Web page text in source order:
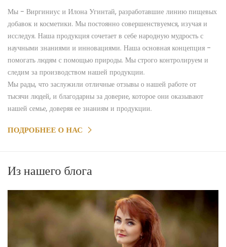
Мы - Виргиниус и Илона Угинтай, разработавшие линию пищевых
добавок и косметики. Мы постоянно совершенствуемся, изучая и
исследуя. Наша продукция сочетает в себе народную мудрость с
научными знаниями и инновациями. Наша основная концепция -
помогать людям с помощью природы. Мы строго контролируем и
следим за производством нашей продукции.
Мы рады, что заслужили отличные отзывы о нашей работе от
тысячи людей, и благодарны за доверие, которое они оказывают
нашей семье, доверяя ее знаниям и продукции.
ПОДРОБНЕЕ О НАС
Из нашего блога